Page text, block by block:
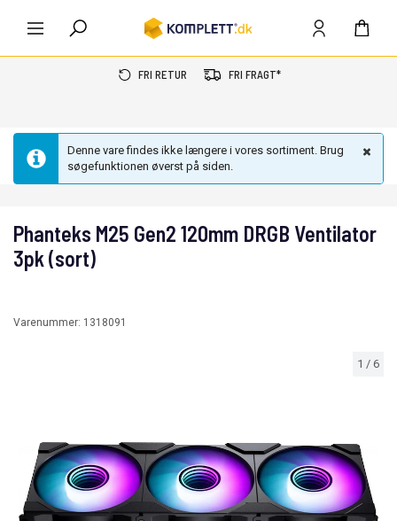
FRI RETUR FRI FRAGT*
Denne vare findes ikke længere i vores sortiment. Brug
søgefunktionen øverst på siden.
1 / 6
Phanteks M25 Gen2 120mm DRGB Ventilator
3pk (sort)
Varenummer: 1318091